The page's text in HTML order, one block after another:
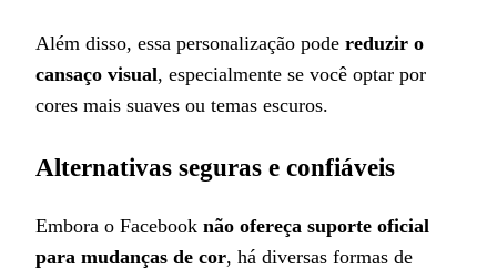
Além disso, essa personalização pode reduzir o
cansaço visual, especialmente se você optar por
cores mais suaves ou temas escuros.
Alternativas seguras e confiáveis
Embora o Facebook não ofereça suporte oficial
para mudanças de cor, há diversas formas de